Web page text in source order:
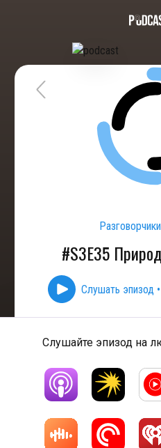
#S3E35
Слушать эпизод •
Слушайте эпизод на